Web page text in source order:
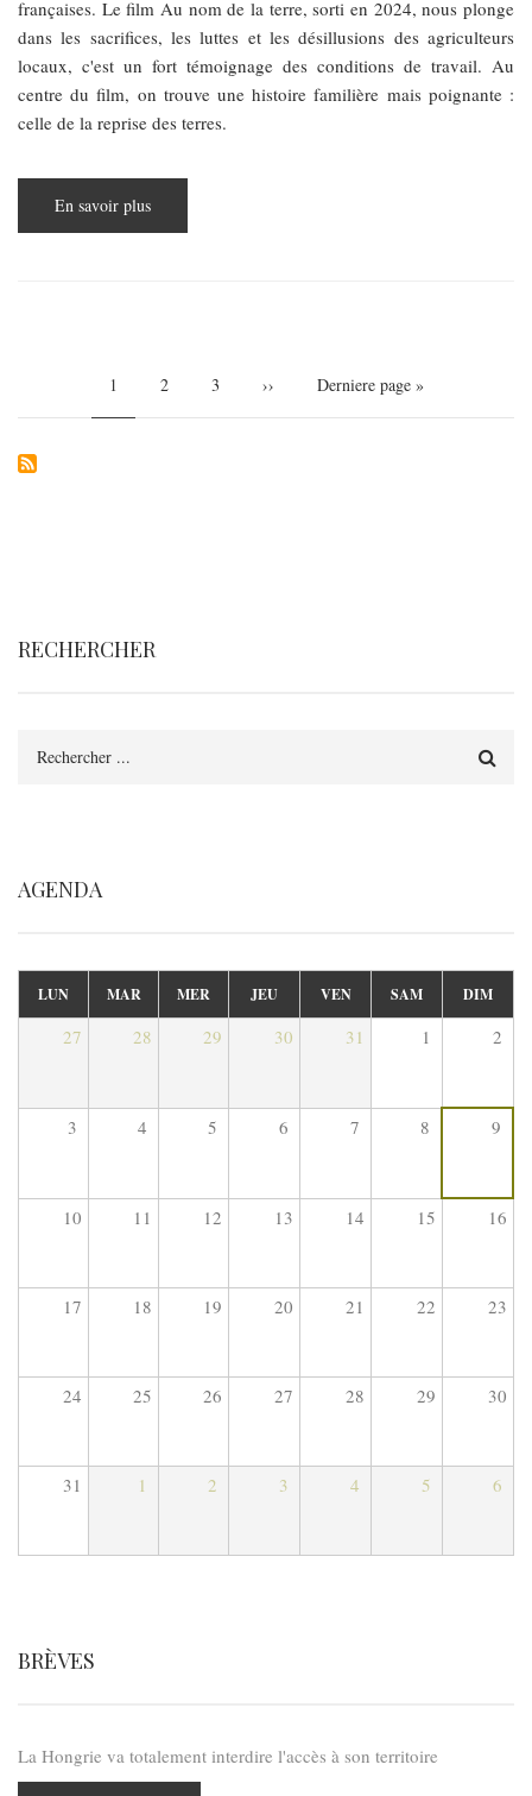
françaises. Le film Au nom de la terre, sorti en 2024, nous plonge
dans les sacrifices, les luttes et les désillusions des agriculteurs
locaux, c'est un fort témoignage des conditions de travail. Au
centre du film, on trouve une histoire familière mais poignante :
celle de la reprise des terres.
En savoir plus
nom
Page
1 Page
2 Page
3 Page
›› Dernière
Derniere page »
RECHERCHER
AGENDA
LUN MAR MER JEU VEN SAM DIM
27 28 29 30 31 1 2
3 4 5 6 7 8 9
10 11 12 13 14 15 16
17 18 19 20 21 22 23
24 25 26 27 28 29 30
31 1 2 3 4 5 6
BRÈVES
La Hongrie va totalement interdire l'accès à son territoire